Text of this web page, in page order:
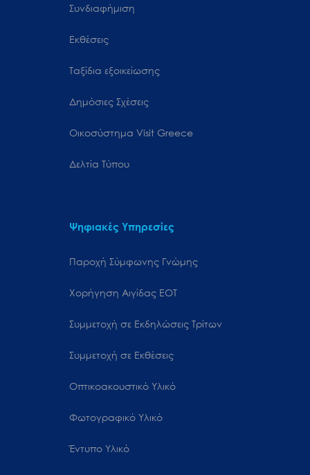
Συνδιαφήμιση
Εκθέσεις
Ταξίδια εξοικείωσης
Δημόσιες Σχέσεις
Oικοσύστημα Visit Greece
Δελτία Τύπου
Ψηφιακές Υπηρεσίες
Παροχή Σύμφωνης Γνώμης
Χορήγηση Αιγίδας ΕΟΤ
Συμμετοχή σε Εκδηλώσεις Τρίτων
Συμμετοχή σε Εκθέσεις
Οπτικοακουστικό Υλικό
Φωτογραφικό Υλικό
Έντυπο Υλικό